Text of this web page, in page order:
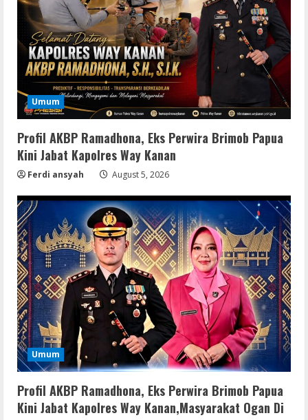
Umum
Profil AKBP Ramadhona, Eks Perwira Brimob Papua
Kini Jabat Kapolres Way Kanan
Ferdi ansyah August 5, 2026
Umum
Profil AKBP Ramadhona, Eks Perwira Brimob Papua
Kini Jabat Kapolres Way Kanan,Masyarakat Ogan Di
2
Serialers
Adobe Acrobat Pro 2021 Portable only
[100% Worked] [Windows] 2025
August 7, 2026
VL
Office 2021 Home & Student 64 bit ISO
Image .tоr𝚛еnt
August 7, 2026
4
VL
Microsoft Office Auto-Activated
.tо𝚛𝚛еnt
August 7, 2026
5
Serialers
FL Studio Portable + License Key
[Patch] (x86x64) Stable Unlimited
August 7, 2026
Umum
Kemarau Panjang Picu Kebakaran di